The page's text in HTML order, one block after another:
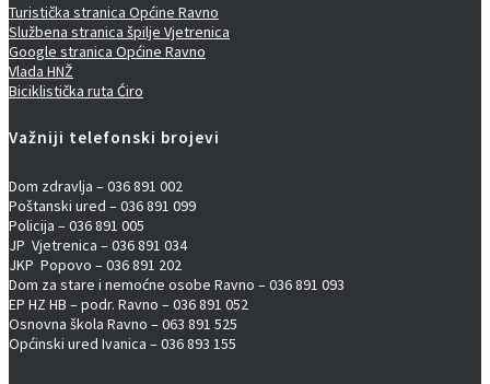
Turistička stranica Općine Ravno
Službena stranica špilje Vjetrenica
Google stranica Općine Ravno
Vlada HNŽ
Biciklistička ruta Ćiro
Važniji telefonski brojevi
Dom zdravlja – 036 891 002
Poštanski ured – 036 891 099
Policija – 036 891 005
JP Vjetrenica – 036 891 034
JKP Popovo – 036 891 202
Dom za stare i nemoćne osobe Ravno – 036 891 093
EP HZ HB – podr. Ravno – 036 891 052
Osnovna škola Ravno – 063 891 525
Općinski ured Ivanica – 036 893 155